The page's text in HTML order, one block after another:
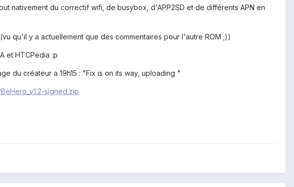
nativement du correctif wifi, de busybox, d'APP2SD et de différents APN en
qu'il y a actuellement que des commentaires pour l'autre ROM ;))
et HTCPedia :p
du créateur a 19h15 : "Fix is on its way, uploading "
signed.zip